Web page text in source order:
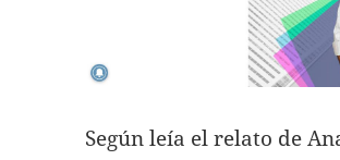
Según leía el relato de